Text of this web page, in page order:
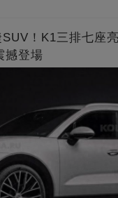
！K1三排七座
撼登場